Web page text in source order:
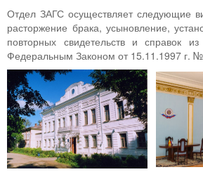
Отдел ЗАГС осуществляет следующие
расторжение брака, усыновление,
повторных свидетельств и справок
Федеральным Законом от 15.11.1997 г.